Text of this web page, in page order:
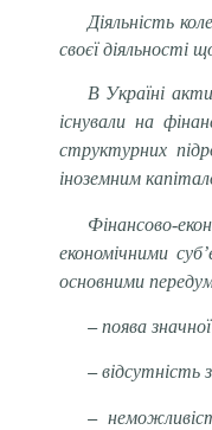
Діяльність
своєї діяльності
В Україні
існували на
структурних
іноземним
Фінансово-
економічними
основними
–поява
–відсутність
–